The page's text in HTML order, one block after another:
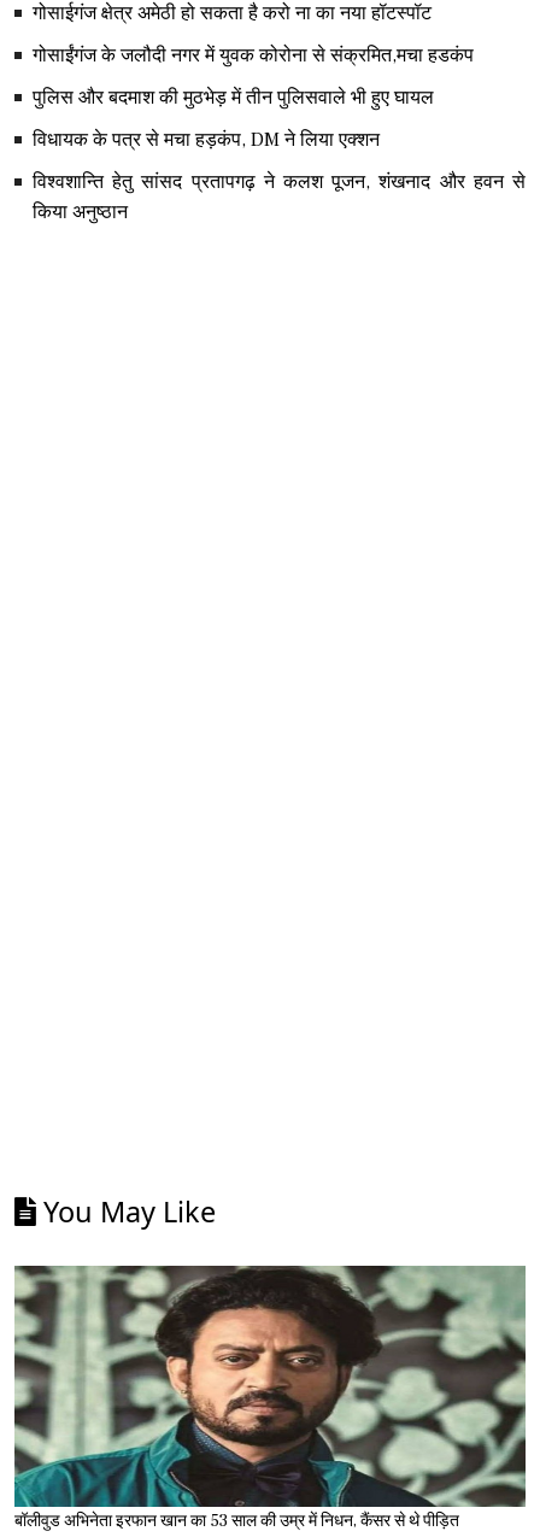
गोसाईगंज क्षेत्र अमेठी हो सकता है करो ना का नया हॉटस्पॉट
गोसाईंगंज के जलौदी नगर में युवक कोरोना से संक्रमित,मचा हडकंप
पुलिस और बदमाश की मुठभेड़ में तीन पुलिसवाले भी हुए घायल
विधायक के पत्र से मचा हड़कंप, DM ने लिया एक्शन
विश्वशान्ति हेतु सांसद प्रतापगढ़ ने कलश पूजन, शंखनाद और हवन से
किया अनुष्ठान
You May Like
बॉलीवुड अभिनेता इरफान खान का 53 साल की उम्र में निधन, कैंसर से थे पीड़ित